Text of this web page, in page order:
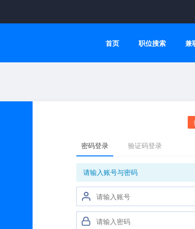
首页 职位搜索 兼